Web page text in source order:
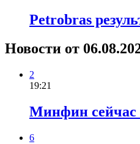
Petrobras
Новости от
2
19:21
Минфин сейчас
6